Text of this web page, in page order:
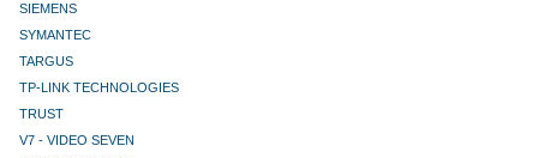
SIEMENS
SYMANTEC
TARGUS
TP-LINK TECHNOLOGIES
TRUST
V7 - VIDEO SEVEN